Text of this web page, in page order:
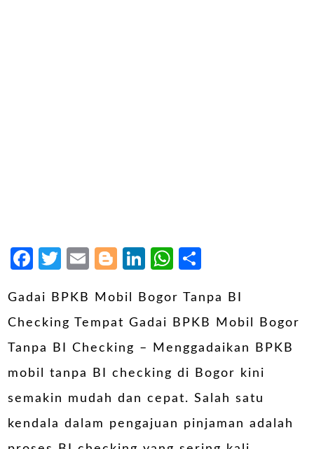
Facebook
Twitter
EmailBlogger
LinkedIn
WhatsApp
Gadai BPKB Mobil Bogor Tanpa BI
Checking Tempat Gadai BPKB Mobil Bogor
Tanpa BI Checking – Menggadaikan BPKB
mobil tanpa BI checking di Bogor kini
semakin mudah dan cepat. Salah satu
kendala dalam pengajuan pinjaman adalah